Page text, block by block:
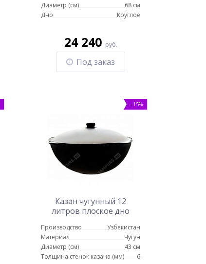
Диаметр (см)
68 см
Дно
Круглое
24 240 руб.
Под заказ
-15%
Казан чугунный 12
литров плоское дно
Производство
Узбекистан
Материал
Чугун
Диаметр (см)
43 см
Толщина стенок казана (мм)
6